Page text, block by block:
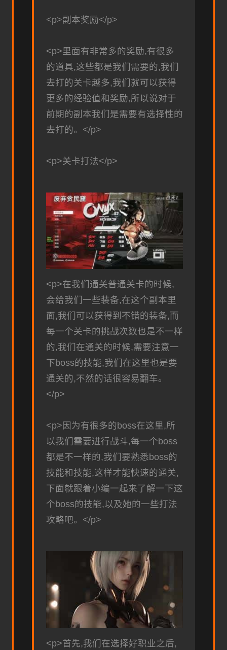
<p>副本奖励</p>
<p>里面有非常多的奖励,有很多
的道具,这些都是我们需要的,我们
去打的关卡越多,我们就可以获得
更多的经验值和奖励,所以说对于
前期的副本我们是需要有选择性的
去打的。</p>
<p>关卡打法</p>
<p>在我们通关普通关卡的时候,
会给我们一些装备,在这个副本里
面,我们可以获得到不错的装备,而
每一个关卡的挑战次数也是不一样
的,我们在通关的时候,需要注意一
下boss的技能,我们在这里也是要
通关的,不然的话很容易翻车。
</p>
<p>因为有很多的boss在这里,所
以我们需要进行战斗,每一个boss
都是不一样的,我们要熟悉boss的
技能和技能,这样才能快速的通关,
下面就跟着小编一起来了解一下这
个boss的技能,以及她的一些打法
攻略吧。</p>
<p>首先,我们在选择好职业之后,